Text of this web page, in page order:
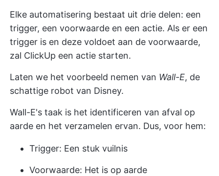
Elke automatisering bestaat uit drie delen: een
trigger, een voorwaarde en een actie. Als er een
trigger is en deze voldoet aan de voorwaarde,
zal ClickUp een actie starten.
Laten we het voorbeeld nemen van Wall-E, de
schattige robot van Disney.
Wall-E's taak is het identificeren van afval op
aarde en het verzamelen ervan. Dus, voor hem:
Trigger: Een stuk vuilnis
Voorwaarde: Het is op aarde